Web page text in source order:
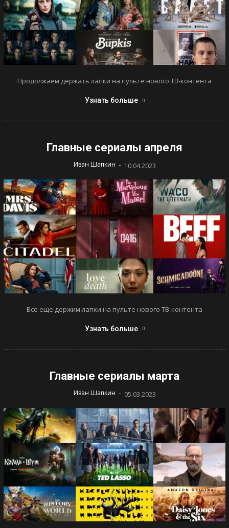
Продолжаем держать лапки на пульте нового ТВ-контента
Узнать больше
Главные сериалы апреля
Иван Шапкин - 10.04.2023
Все еще держим лапки на пульте нового ТВ-контента
Узнать больше
Главные сериалы марта
Иван Шапкин - 05.03.2023